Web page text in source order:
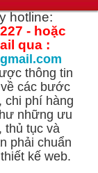
hotline:
- hoặc
qua :
thông tin
các bước
chi phí hàng
những ưu
thủ tục và
phải chuẩn
kế web.